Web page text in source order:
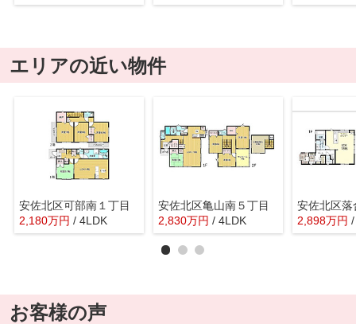
エリアの近い物件
安佐北区可部南１丁目
2,180万円 / 4LDK
安佐北区亀山南５丁目
2,830万円 / 4LDK
安佐北区落
2,898万円
お客様の声